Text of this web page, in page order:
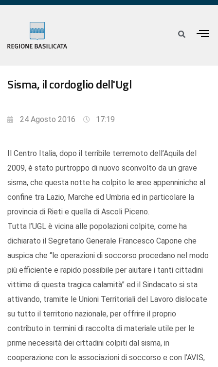
Sisma, il cordoglio dell'Ugl
24 Agosto 2016 17:19
Il Centro Italia, dopo il terribile terremoto dell’Aquila del
2009, è stato purtroppo di nuovo sconvolto da un grave
sisma, che questa notte ha colpito le aree appenniniche al
confine tra Lazio, Marche ed Umbria ed in particolare la
provincia di Rieti e quella di Ascoli Piceno.
Tutta l’UGL è vicina alle popolazioni colpite, come ha
dichiarato il Segretario Generale Francesco Capone che
auspica che “le operazioni di soccorso procedano nel modo
più efficiente e rapido possibile per aiutare i tanti cittadini
vittime di questa tragica calamità” ed il Sindacato si sta
attivando, tramite le Unioni Territoriali del Lavoro dislocate
su tutto il territorio nazionale, per offrire il proprio
contributo in termini di raccolta di materiale utile per le
prime necessità dei cittadini colpiti dal sisma, in
cooperazione con le associazioni di soccorso e con l’AVIS,